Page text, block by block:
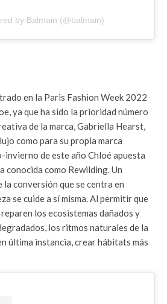
by Balmain (@balmain)
en la Paris Fashion Week 2022
ya que ha sido la prioridad número
de la marca, Gabriella Hearst,
como para su propia marca
invierno de este año Chloé apuesta
conocida como Rewilding. Un
conversión que se centra en
se cuide a sí misma. Al permitir que
los ecosistemas dañados y
los ritmos naturales de la
última instancia, crear hábitats más